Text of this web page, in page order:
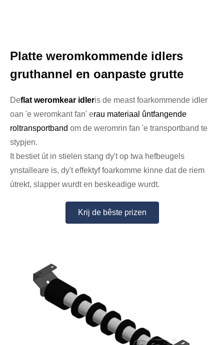
Platte weromkommende idlers
gruthannel en oanpaste grutte
Deflat weromkear idleris de meast foarkommende idler
oan 'e weromkant fan' erau materiaal ûntfangende
roltransportband om de weromrin fan 'e transportband te
stypjen.
It bestiet út in stielen stang dy't op twa hefbeugels
ynstalleare is, dy't effektyf foarkomme kinne dat de riem
útrekt, slapper wurdt en beskeadige wurdt.
Krij de bêste prizen